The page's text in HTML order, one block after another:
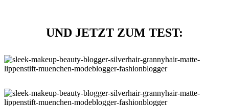
UND JETZT ZUM TEST: